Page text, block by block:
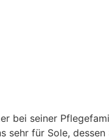
bei seiner
sehr für Sole,